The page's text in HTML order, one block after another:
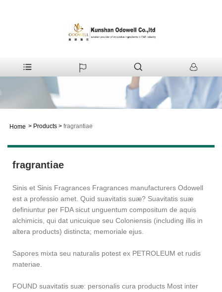
Home > Products > fragrantiae
fragrantiae
Sinis et Sinis Fragrances Fragrances manufacturers Odowell
est a professio amet. Quid suavitatis suæ? Suavitatis suæ
definiuntur per FDA sicut unguentum compositum de aquis
alchimicis, qui dat unicuique seu Coloniensis (including illis in
altera products) distincta; memoriale ejus.
Sapores mixta seu naturalis potest ex PETROLEUM et rudis
materiae.
FOUND suavitatis suæ: personalis cura products Most inter